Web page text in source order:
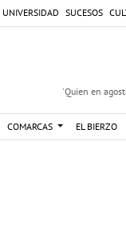
UNIVERSIDAD SUCESOS
'Quien en
COMARCAS EL BIERZO